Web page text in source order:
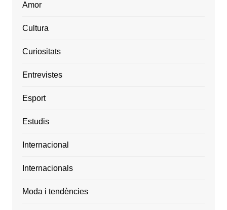
Amor
Cultura
Curiositats
Entrevistes
Esport
Estudis
Internacional
Internacionals
Moda i tendències